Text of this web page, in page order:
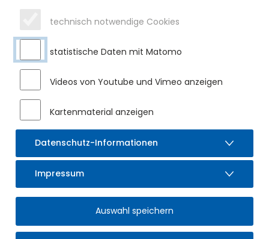
technisch notwendige Cookies
statistische Daten mit Matomo
Videos von Youtube und Vimeo anzeigen
Kartenmaterial anzeigen
Datenschutz-Informationen
Impressum
Auswahl speichern